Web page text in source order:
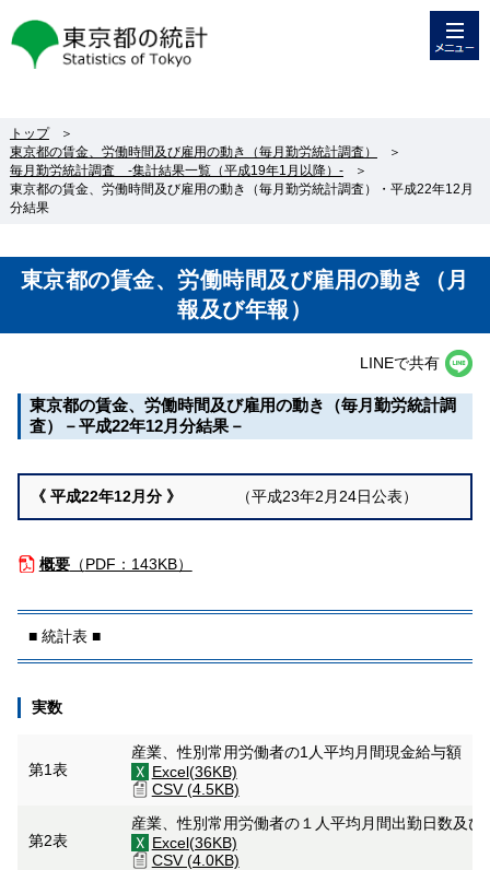
東京都の統計
トップ
＞
東京都の賃金、労働時間及び雇用の動き（毎月勤労統計調査）
＞
毎月勤労統計調査 -集計結果一覧（平成19年1月以降）-
＞
東京都の賃金、労働時間及び雇用の動き（毎月勤労統計調査）・平成22年12月
分結果
東京都の賃金、労働時間及び雇用の動き（月
報及び年報）
LINEで共有
東京都の賃金、労働時間及び雇用の動き（毎月勤労統計調
査）－平成22年12月分結果－
《 平成22年12月分》 （平成23年2月24日公表）
概要（PDF：143KB）
■ 統計表 ■
実数
第1表
産業、性別常用労働者の1人平均月間現金給与額
Excel(36KB)
CSV (4.5KB)
第2表
産業、性別常用労働者の１人平均月間出勤日数及
Excel(36KB)
CSV (4.0KB)